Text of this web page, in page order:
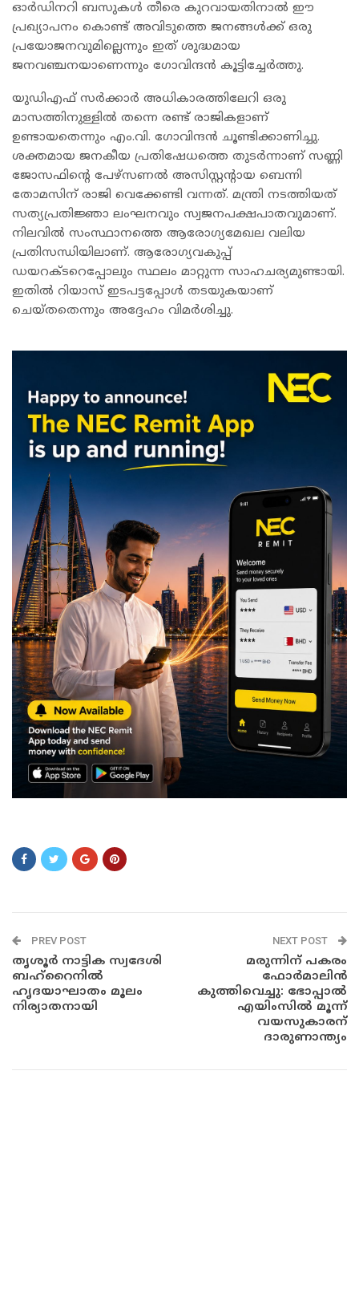
ഓർഡിനറി ബസുകൾ തീരെ കുറവായതിനാൽ ഈ
പ്രഖ്യാപനം കൊണ്ട് അവിടുത്തെ ജനങ്ങൾക്ക് ഒരു
പ്രയോജനവുമില്ലെന്നും ഇത് ശുദ്ധമായ
ജനവഞ്ചനയാണെന്നും ഗോവിന്ദൻ കൂട്ടിച്ചേർത്തു.
യുഡിഎഫ് സർക്കാർ അധികാരത്തിലേറി ഒരു
മാസത്തിനുള്ളിൽ തന്നെ രണ്ട് രാജികളാണ്
ഉണ്ടായതെന്നും എം.വി. ഗോവിന്ദൻ ചൂണ്ടിക്കാണിച്ചു.
ശക്തമായ ജനകീയ പ്രതിഷേധത്തെ തുടർന്നാണ് സണ്ണി
ജോസഫിന്റെ പേഴ്സണൽ അസിസ്റ്റന്റായ ബെന്നി
തോമസിന് രാജി വെക്കേണ്ടി വന്നത്. മന്ത്രി നടത്തിയത്
സത്യപ്രതിജ്ഞാ ലംഘനവും സ്വജനപക്ഷപാതവുമാണ്.
നിലവിൽ സംസ്ഥാനത്തെ ആരോഗ്യമേഖല വലിയ
പ്രതിസന്ധിയിലാണ്. ആരോഗ്യവകുപ്പ്
ഡയറക്ടറെപ്പോലും സ്ഥലം മാറ്റുന്ന സാഹചര്യമുണ്ടായി.
ഇതിൽ റിയാസ് ഇടപട്ടപ്പോൾ തടയുകയാണ്
ചെയ്തതെന്നും അദ്ദേഹം വിമർശിച്ചു.
PREV POST
തൃശൂർ നാട്ടിക സ്വദേശി
ബഹ്‌റൈനിൽ
ഹൃദയാഘാതം മൂലം
നിര്യാതനായി
NEXT POST
മരുന്നിന് പകരം
ഫോർമാലിൻ
കുത്തിവെച്ചു: ഭോപ്പാൽ
എയിംസിൽ മൂന്ന്
വയസുകാരന്
ദാരുണാന്ത്യം